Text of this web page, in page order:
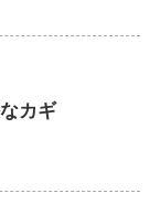
カギ